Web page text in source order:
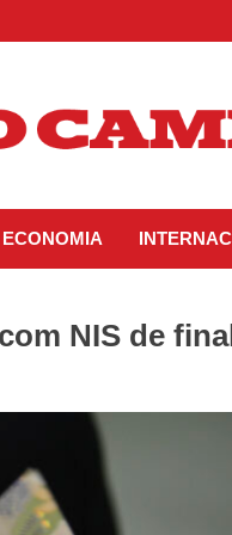
ECONOMIA
NIS de